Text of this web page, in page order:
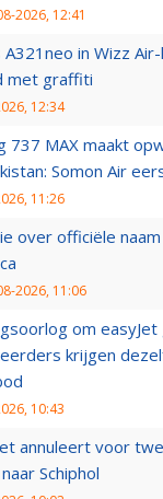
2026, 12:41
A321neo in Wizz
met graffiti
12:34
737 MAX maakt
Somon Air
11:26
over officiële
2026, 11:06
om
krijgen
10:43
annuleert voor
Schiphol